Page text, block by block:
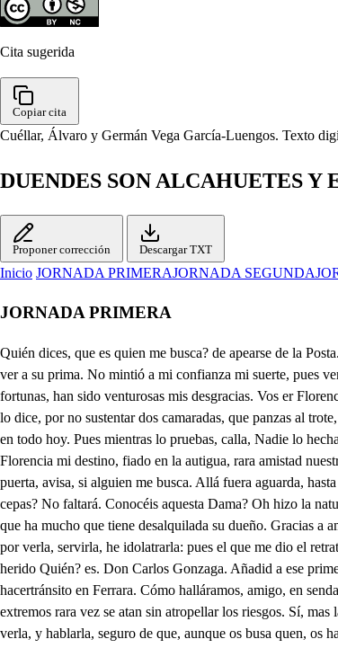
Cita sugerida
Copiar cita
Cuéllar, Álvaro y Germán Vega García-Luengos. Texto
DUENDES SON ALCAHUETES Y
Proponer corrección Descargar TXT
Inicio JORNADA PRIMERAJORNADA SEGUNDA
JORNADA PRIMERA
Quién dices, que es quien me busca? de apearse de la Posta. Porque de igual duda salga, ñi di, que entre. ( Si haré. Que fuera, que este acaso embarazara la dicha de ver a Julia, de quien por una Criada sé, que iba a ver a su prima. No mintió a mi confianza mi suerte, pues verme logro: Señor Génaro, a esas plantas. Señor Octavio, qué es esto? tanta fortuna en mi casa, cómo veros? Solo en mí; cuando tal Puerto señalan a mis fortunas, han sido venturosas mis desgracias. Vos er Florencia? Sí, amigo; y no con pequeña causa, pues huyendo la justicia, fue fuerza dejar a Mantua. Pésame, de que a mi vista tan triste motivo os traiga. Si usted lo dice, por no sustentar dos camaradas, que panzas al trote, vienen a ser mescas meridianas, para qué es eso? Borracho, tú, sin mirar lo que hablas, debes de estar como sueles. Maldita sea mi alma, si lo he probado en todo hoy. Pues mientras lo pruebas, calla, Nadie lo hecha en el candil. Qué fue el caso? Sin ventaja heri cierto Caballero, tan de riesgo, que quedaba (tra en los ultimos alientos; bien que esto no es lo que arras- a Florencia mi destino, fiado en la autigua, rara amistad nuestra. Mirad, que vuestro silencio agravia mi afecto. Quedemos solos, y sabréis todas mis ansias. Juanetín? Chicho? Señor. Salios fuera, y entornada esa puerta, avisa, si alguien me busca. Allá fuera aguarda, hasta que yo llame. Voy adverrido. Patarata: como si yo no supiera en los buenos pasos que anda. Venga usted. Y habrá a la mano un poco de miel rosada de cepas? No faltará. Conocéis aquesta Dama? Oh hizo la naturaleza una beldad duplicada, o esta es Irene, la hija de Ernesto. Dónde se halla, me decid? Tan cerca vive, que entre su casa, y mi casa, solo media otra, que ha mucho que tiene desalquilada su dueño. Gracias a amor, que tantas penas acalla con un bien. Estáis, Octavio, de ella enamorado? Tanta fue, al estrenar sus luceros, la actividad de sus llamas, que solo vengo por verla, servirla, he idolatrarla: pues el que me dio el retrato me aseguro, como estaba en esta Ciudad, si bien (ca el reconocer me ataja cuanto es fuerza, que en mí bus- vivas diligencias hagan sus deudos, pues el herido Quién? es. Don Carlos Gonzaga. Añadid a ese primer riesgo, que en Florencia se halla su pariente Ludovico de Medicis, en demanda de buscar al agresor, en fe de ciertas lejanas noticias, de que le vieron hacertránsito en Ferrara. Cómo halláramos, amigo, en sendas tan encontradas medio de estar encubierto donde pudiese mirarla, a lo menos sin estorbos, mientras este empeño acaba? Difícil es, pues tan raros extremos rara vez se atan sin atropellar los riesgos. Sí, mas la industria, y la maña de los hombres aún mayores inconvenientes allanan. Un medio se me había ahora